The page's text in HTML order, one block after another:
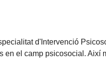
d'Intervenció
el camp psicosocial.